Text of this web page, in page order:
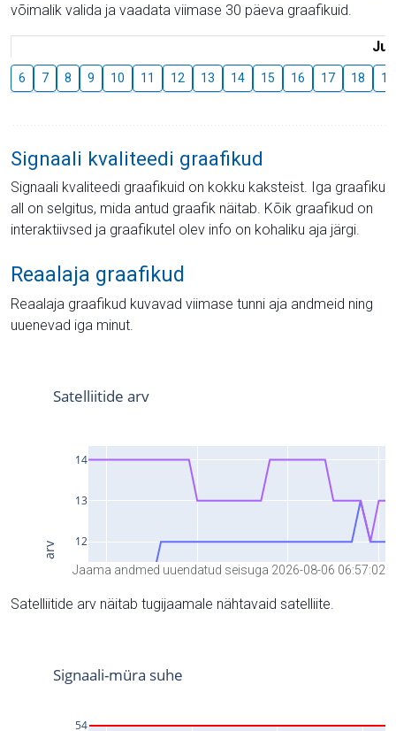
võimalik valida ja vaadata viimase 30 päeva graafikuid.
6 7 8 9 10 11 12 13 14 15 16 17 18 19
Signaali kvaliteedi graafikud
Signaali kvaliteedi graafikuid on kokku kaksteist. Iga graafiku
all on selgitus, mida antud graafik näitab. Kõik graafikud on
interaktiivsed ja graafikutel olev info on kohaliku aja järgi.
Reaalaja graafikud
Reaalaja graafikud kuvavad viimase tunni aja andmeid ning
uuenevad iga minut.
Jaama andmed uuendatud seisuga 2026-08-06 06:57:02
Satelliitide arv näitab tugijaamale nähtavaid satelliite.